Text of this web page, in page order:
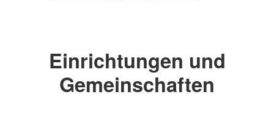
Einrichtungen und
Gemeinschaften